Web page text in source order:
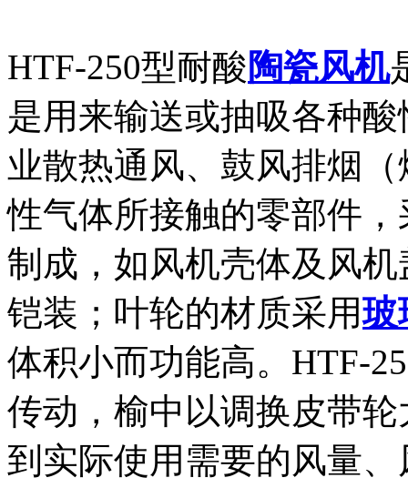
HTF-250型耐酸陶瓷风机
是用来输送或抽吸各种
业散热通风、鼓风排烟
性气体所接触的零部件
制成，如风机壳体及风
铠装；叶轮的材质采用玻
体积小而功能高。HTF-
传动，榆中以调换皮带
到实际使用需要的风量